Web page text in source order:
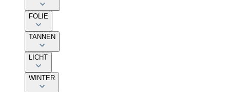
FOLIE
TANNEN
LICHT
WINTER